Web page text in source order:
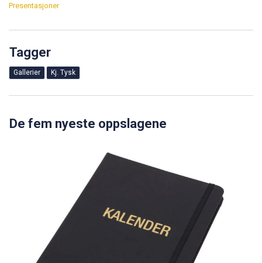
Presentasjoner
Tagger
Gallerier Kj. Tysk
De fem nyeste oppslagene